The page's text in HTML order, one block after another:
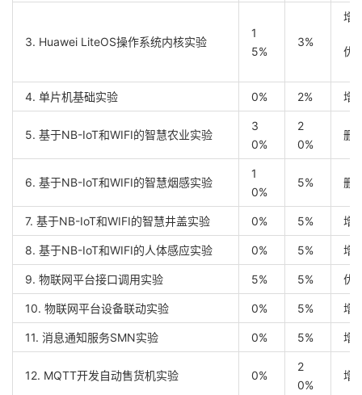
3. Huawei LiteOS操作系统内核实验
1
5%
3%
增
优
4. 单片机基础实验 0% 2% 增
5. 基于NB-IoT和WIFI的智慧农业实验
3
0%
2
0%
删
6. 基于NB-IoT和WIFI的智慧烟感实验
1
0%
5% 删
7. 基于NB-IoT和WIFI的智慧井盖实验 0% 5% 增
8. 基于NB-IoT和WIFI的人体感应实验 0% 5% 增
9. 物联网平台接口调用实验 5% 5% 优
10. 物联网平台设备联动实验 0% 5% 增
11. 消息通知服务SMN实验 0% 5% 增
12. MQTT开发自动售货机实验 0%
2
0%
增